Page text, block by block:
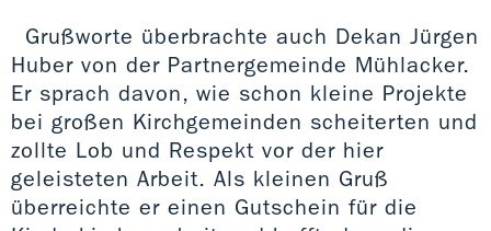
Grußworte überbrachte auch Dekan Jürgen
Huber von der Partnergemeinde Mühlacker.
Er sprach davon, wie schon kleine Projekte
bei großen Kirchgemeinden scheiterten und
zollte Lob und Respekt vor der hier
geleisteten Arbeit. Als kleinen Gruß
überreichte er einen Gutschein für die